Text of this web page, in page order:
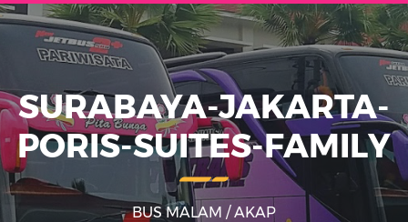
SURABAYA-JAKARTA-
PORIS-SUITES-FAMILY
BUS MALAM / AKAP